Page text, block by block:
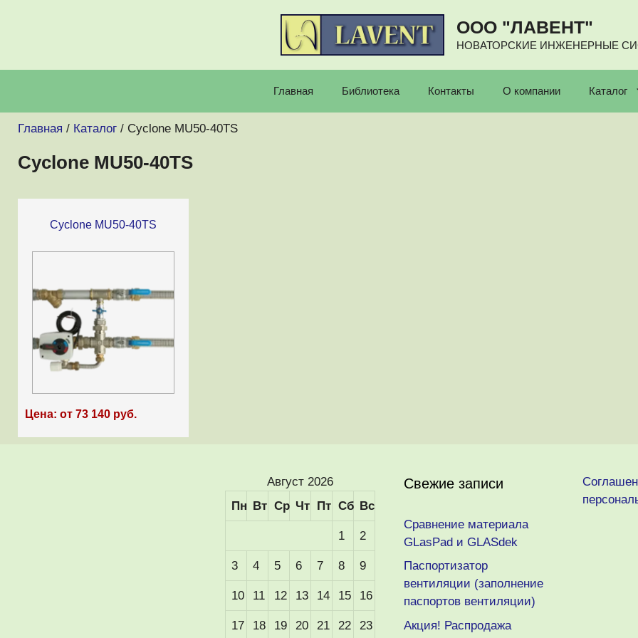
ООО "ЛАВЕНТ"
НОВАТОРСКИЕ ИНЖЕНЕРНЫЕ
Главная Библиотека Контакты О компании Каталог
Главная / Каталог/ Cyclone MU50-40TS
Cyclone MU50-40TS
Cyclone MU50-40TS
Цена: от 73 140 руб.
Август 2026
Пн Вт Ср Чт Пт Сб Вс
1 2
3 4 5 6 7 8 9
10 11 12 13 14 15 16
17 18 19 20 21 22 23
Свежие записи
Сравнение материала
GLasPad и GLASdek
Паспортизатор
вентиляции (заполнение
паспортов вентиляции)
Акция! Распродажа